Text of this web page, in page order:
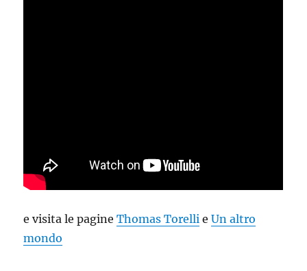
e visita le pagineThomas Torelli eUn altro
mondo